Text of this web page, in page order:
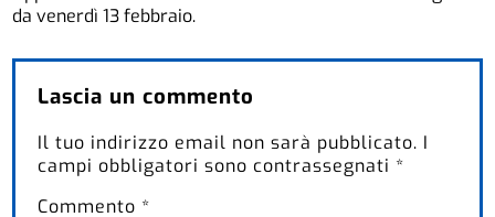
da venerdì 13 febbraio.
Lascia un commento
Il tuo indirizzo email non sarà pubblicato. I
campi obbligatori sono contrassegnati *
Commento *